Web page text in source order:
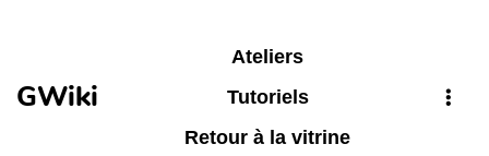
GWiki
Ateliers
Tutoriels
Retour à la vitrine